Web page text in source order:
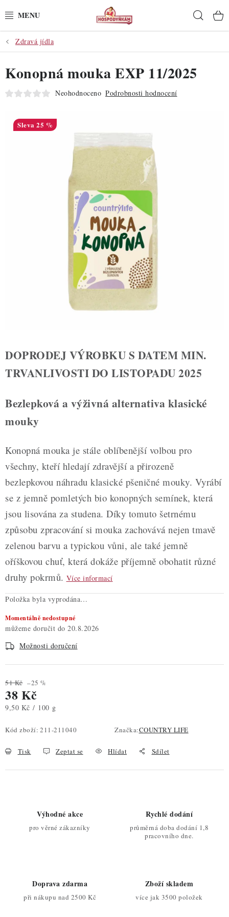
na
POTŘEBY
POMŮCKY
SUROVINY
DEKORACE
DÁRKOVÉ POUKAZY
TÉMATICKÉ PRODUKTY
Hodnocení obchodu
Blog
Moje objednávka
Podmínky ochrany osobních údajů
Zdravá jídla
DOPRODEJ VÝROBKU S DATEM MIN.
TRVANLIVOSTI DO LISTOPADU 2025
Bezlepková a výživná alternativa klasické
mouky
Konopná mouka je stále oblíbenější volbou pro
všechny, kteří hledají zdravější a přirozeně
bezlepkovou náhradu klasické pšeničné mouky. Vyrábí
se z jemně pomletých bio konopných semínek, která
jsou lisována za studena. Díky tomuto šetrnému
způsobu zpracování si mouka zachovává nejen tmavě
zelenou barvu a typickou vůni, ale také jemně
oříškovou chuť, která dokáže příjemně obohatit různé
druhy pokrmů. Více informací
Položka byla vyprodána…
Momentálně nedostupné
20.8.2026
Možnosti doručení
51 Kč –25 %
38 Kč
Měrná cena:
9,50 Kč / 100 g
Kód zboží: 211-211040 Značka:COUNTRY LIFE
Tisk Zeptat se Hlídat Sdílet
Konopná mouka EXP 11/2025
Neohodnoceno Podrobnosti hodnocení
25 %
Výhodné akce
pro věrné zákazníky
Rychlé dodání
průměrná doba dodání 1,8
pracovního dne.
Doprava zdarma
při nákupu nad 2500 Kč
Zboží skladem
více jak 3500 položek